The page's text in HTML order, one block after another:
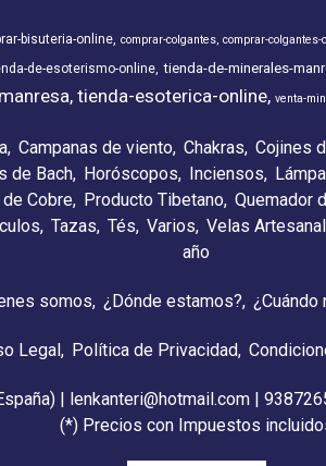
bisuteria-online comprar-colgantes comprar-colgantes-
de-esoterismo-online tienda-de-minerales-
manresa tienda-esoterica-online venta-
Campanas de viento Chakras Cojines
de Bach Horóscopos Inciensos
Cobre Producto Tibetano Quemador
Tazas Tés Varios Velas
año
somos ¿Dónde estamos?
Legal Política de Privacidad
| lenkanteri@hotmail.com |
(*) Precios con Impuestos